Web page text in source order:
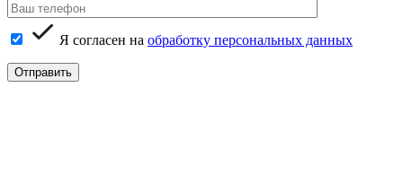
Я согласен на обработку персональных данных